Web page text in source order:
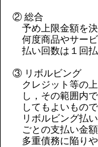
② 総合
予め上限金額を
何度商品やサー
払い回数は１回
③ リボルビング
クレジット等の
し，その範囲内
してもよいもので
リボルビング払
ごとの支払い金
多重債務に陥り